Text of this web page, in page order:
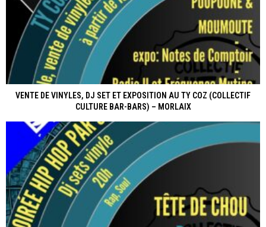
VENTE DE VINYLES, DJ SET ET EXPOSITION AU TY COZ (COLLECTIF
CULTURE BAR-BARS) – MORLAIX